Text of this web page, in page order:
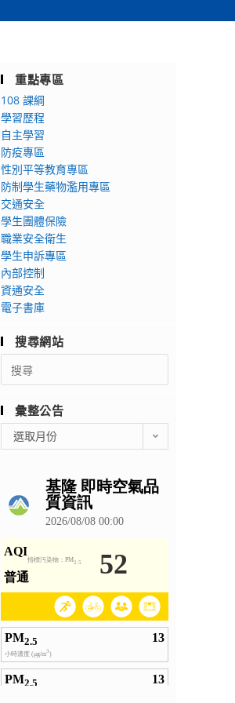
重點專區
108 課綱
學習歷程
自主學習
防疫專區
性別平等教育專區
防制學生藥物濫用專區
交通安全
學生團體保險
職業安全衛生
學生申訴專區
內部控制
資通安全
電子書庫
搜尋網站
Search
for:
彙整公告
整
選取月份